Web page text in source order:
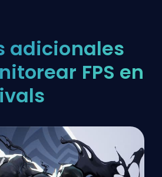
adicionales
FPS en